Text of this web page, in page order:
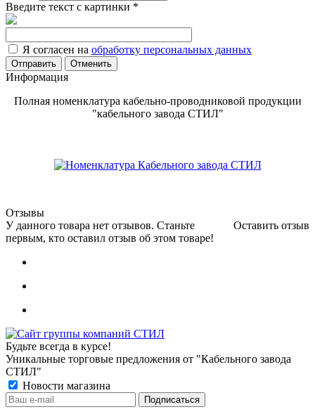
Введите текст с картинки *
Я согласен на обработку персональных данных
Отменить
Информация
Полная номенклатура кабельно-проводниковой продукции
"кабельного завода СТИЛ"
Отзывы
Оставить отзыв
У данного товара нет отзывов. Станьте
первым, кто оставил отзыв об этом товаре!
Будьте всегда в курсе!
Уникальные торговые предложения от "Кабельного завода
СТИЛ"
Новости магазина